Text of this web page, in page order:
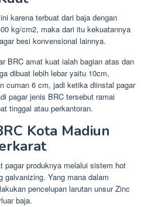
karena terbuat dari baja dengan
kg/cm2, maka dari itu kekuatannya
besi konvensional lainnya.
BRC amat kuat ialah bagian atas dan
dibuat lebih lebar yaitu 10cm,
cuman 6 cm, jadi ketika diinstal pagar
pagar jenis BRC tersebut ramai
tinggal atau perkantoran.
Kota Madiun
pagar produknya melalui sistem hot
galvanizing. Yang mana dalam
pencelupan larutan unsur Zinc
baja.